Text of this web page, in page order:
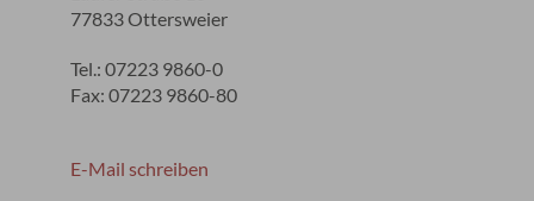
77833 Ottersweier
Tel.: 07223 9860-0
Fax: 07223 9860-80
E-Mail schreiben